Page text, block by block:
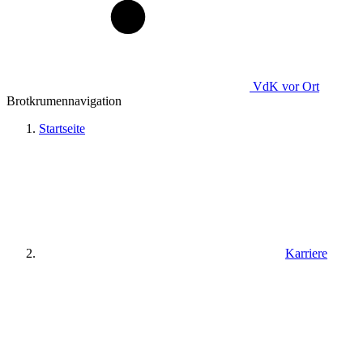
VdK vor Ort
Brotkrumennavigation
Startseite
Karriere